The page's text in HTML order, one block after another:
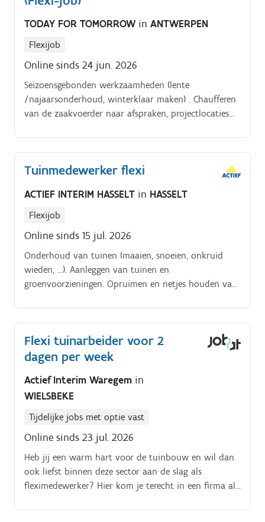
TODAY FOR TOMORROW in ANTWERPEN
Flexijob
Online sinds 24 jun. 2026
Seizoensgebonden werkzaamheden (lente
/najaarsonderhoud, winterklaar maken) . Chaufferen
van de zaakvoerder naar afspraken, projectlocaties
Tuinmedewerker flexi
ACTIEF INTERIM HASSELT in HASSELT
Flexijob
Online sinds 15 jul. 2026
Onderhoud van tuinen (maaien, snoeien, onkruid
wieden, …). Aanleggen van tuinen en
groenvoorzieningen. Opruimen en netjes houden van
buitenwerken.
Flexi tuinarbeider voor 2
dagen per week
Actief Interim Waregem in
WIELSBEKE
Tijdelijke jobs met optie vast
Online sinds 23 jul. 2026
Heb jij een warm hart voor de tuinbouw en wil dan
ook liefst binnen deze sector aan de slag als
fleximedewerker? Hier kom je terecht in een firma als